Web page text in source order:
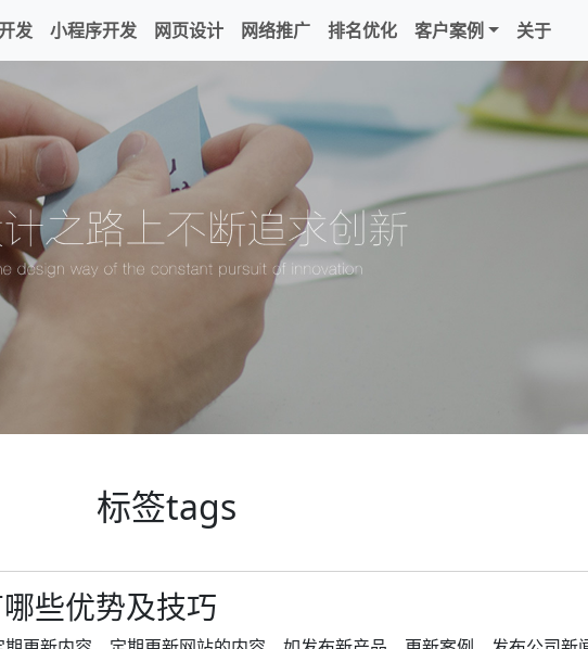
发 小程序开发 网页设计 网络推广 排名优化 客户案例 关于
标签tags
些优势及技巧